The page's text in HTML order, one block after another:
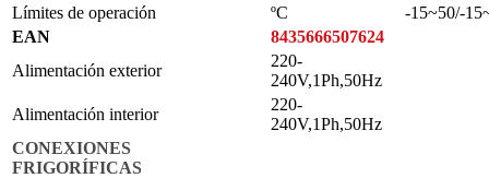
Límites de operación
ºC
-15~50/-
EAN
8435666507624
Alimentación exterior
220-
240V,1Ph,50Hz
Alimentación interior
220-
240V,1Ph,50Hz
CONEXIONES
FRIGORÍFICAS